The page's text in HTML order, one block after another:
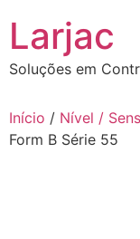
conteúdo
Larjac
Soluções em
Início / Nível /
Form B Série 55